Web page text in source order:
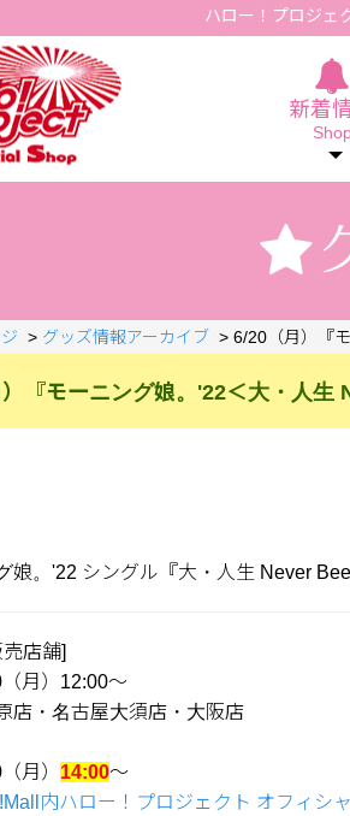
ハロー！プロジェ
新着
> グッズ情報アーカイブ > 6/20（月）『
『モーニング娘。'22＜大・人生
娘。'22 シングル『大・人生 Never
店舗]
月）12:00～
店・名古屋大須店・大阪店
月） 14:00～
内ハロー！プロジェクト オフィシ